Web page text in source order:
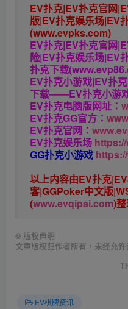
EV扑克|EV扑克官网
版|EV扑克娱乐场
(www.evpks.com)
EV扑克|EV扑克官网
险|EV扑克娱乐场
扑克下载
EV扑克小游戏|EV扑
下载——EV扑克小游
EV扑克电脑版网址：
EV扑克GG官方：
EV扑克官网：
EV扑克娱乐场
GG扑克小游戏
以上内容由EV扑克
客|GGPoker中文版
(www.evqipai.com)
© 版权声明
文章版权归作者所有，未经允许
EV棋牌资讯